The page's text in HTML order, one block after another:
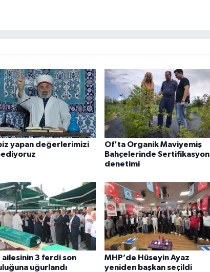
yapan değerlerimizi
Of'ta Organik Maviyemiş
Bahçelerinde Sertifikasyon
denetimi
ailesinin 3 ferdi son
uğurlandı
MHP’de Hüseyin Ayaz
yeniden başkan seçildi